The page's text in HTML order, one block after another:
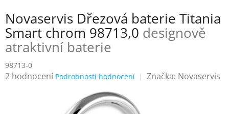
Novaservis Dřezová baterie Titania
Smart chrom 98713,0 designově
atraktivní baterie
98713-0
Průměrné
2 hodnocení Podrobnosti hodnocení Značka: Novaservis